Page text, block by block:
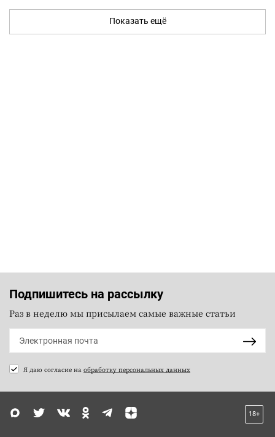
Показать ещё
Подпишитесь на рассылку
Раз в неделю мы присылаем самые важные статьи
Я даю согласие на обработку персональных данных
18+